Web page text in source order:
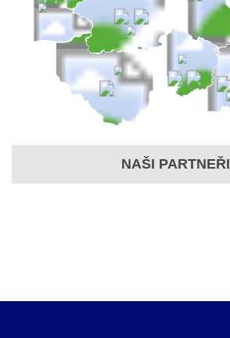
NAŠI PARTNEŘI